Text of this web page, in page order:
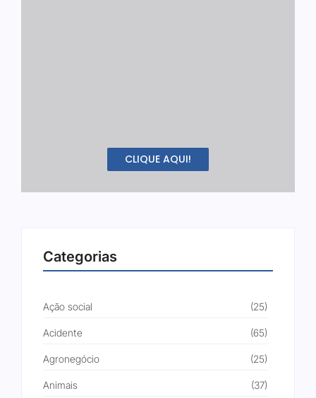
CLIQUE AQUI!
Categorias
Ação social (25)
Acidente (65)
Agronegócio (25)
Animais (37)